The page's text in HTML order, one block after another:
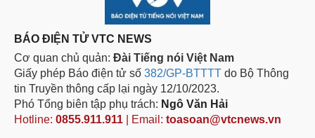
BÁO ĐIỆN TỬ VTC NEWS
Cơ quan chủ quản: Đài Tiếng nói Việt Nam
Giấy phép Báo điện tử số 382/GP-BTTTT do Bộ Thông
tin Truyền thông cấp lại ngày 12/10/2023.
Phó Tổng biên tập phụ trách: Ngô Văn Hải
Hotline: 0855.911.911 | Email: toasoan@vtcnews.vn